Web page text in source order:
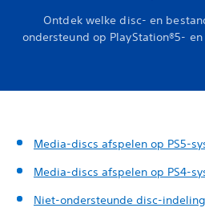
Ontdek welke disc- en
ondersteund op PlayStation®5-
Media-discs afspelen op PS5-
Media-discs afspelen op PS4-
Niet-ondersteunde disc-